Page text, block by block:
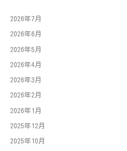
2026年7月
2026年6月
2026年5月
2026年4月
2026年3月
2026年2月
2026年1月
2025年12月
2025年10月